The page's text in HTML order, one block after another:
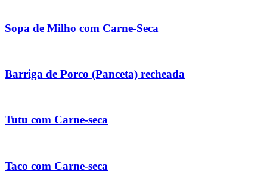
Sopa de Milho com Carne-Seca
Barriga de Porco (Panceta) recheada
Tutu com Carne-seca
Taco com Carne-seca